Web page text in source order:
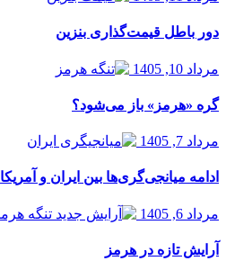
دور باطل قیمت‌گذاری بنزین
مرداد 10, 1405
گره «هرمز» باز می‌شود؟
مرداد 7, 1405
ادامه میانجی‌گری‌ها بین ایران و آمریکا
مرداد 6, 1405
آرایش تازه در هرمز